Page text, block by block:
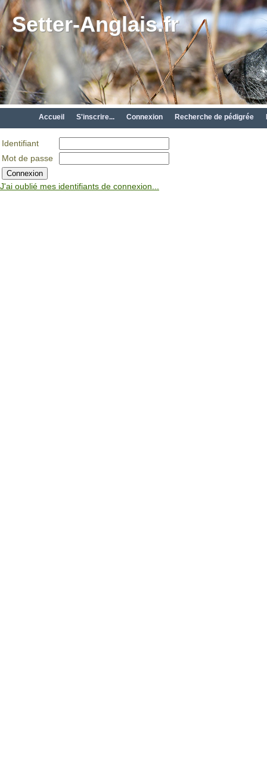
Setter-Anglais.fr
Accueil S'inscrire... Connexion Recherche de pédigrée
Identifiant
Mot de passe
J'ai oublié mes identifiants de connexion...